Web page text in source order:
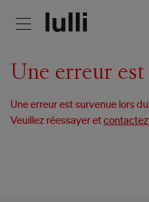
Une erreur
Une erreur est survenue lors
Veuillez réessayer et